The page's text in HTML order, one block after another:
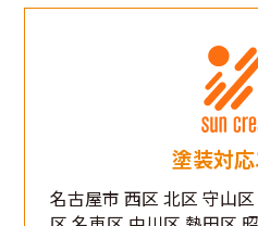
塗装対
名古屋市 西区 北区 守山